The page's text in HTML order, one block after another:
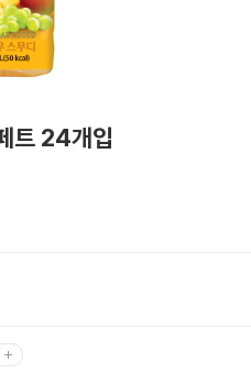
트 24개입
+1